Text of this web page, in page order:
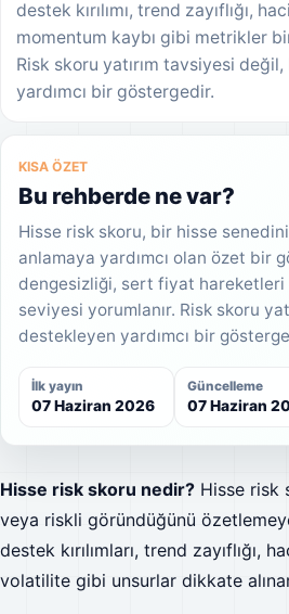
destek kırılımı, trend zayıflığı,
momentum kaybı gibi metrikler
Risk skoru yatırım tavsiyesi
yardımcı bir göstergedir.
KISA ÖZET
Bu rehberde ne var?
Hisse risk skoru, bir hisse
anlamaya yardımcı olan özet bir
dengesizliği, sert fiyat
seviyesi yorumlanır. Risk skoru
destekleyen yardımcı bir
İlk yayın
07 Haziran 2026
Güncelleme
07 Haziran
Hisse risk skoru nedir? Hisse risk
veya riskli göründüğünü
destek kırılımları, trend
volatilite gibi unsurlar dikkate